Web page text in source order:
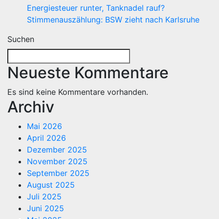
Energiesteuer runter, Tanknadel rauf?
Stimmenauszählung: BSW zieht nach Karlsruhe
Suchen
Neueste Kommentare
Es sind keine Kommentare vorhanden.
Archiv
Mai 2026
April 2026
Dezember 2025
November 2025
September 2025
August 2025
Juli 2025
Juni 2025